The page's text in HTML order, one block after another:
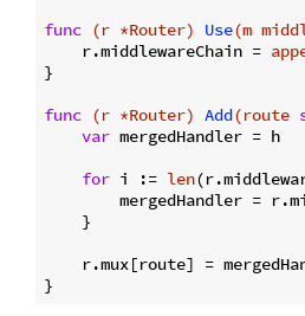
func (r *Router) Use(m
    r.middlewareChain =
}
func (r *Router) Add(route
var mergedHandler = h
for i := len
mergedHandler =
    }
r.mux[route] =